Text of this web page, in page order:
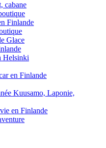
cabane
Finlande
Glace
Helsinki
en Finlande
Kuusamo, Laponie,
en Finlande